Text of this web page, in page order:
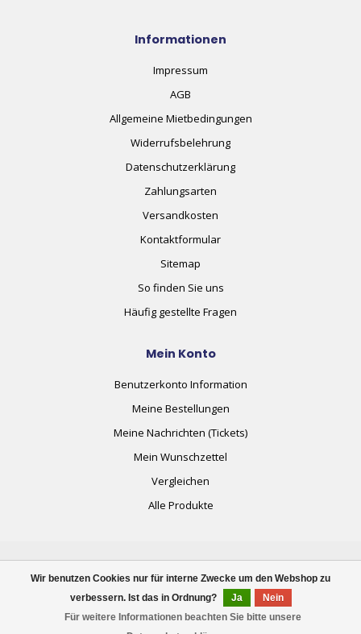
Wir benutzen Cookies nur für interne Zwecke um den Webshop zu
verbessern. Ist das in Ordnung?
Ja
Nein
Für weitere Informationen beachten Sie bitte unsere
Informationen
Impressum
AGB
Allgemeine Mietbedingungen
Widerrufsbelehrung
Datenschutzerklärung
Zahlungsarten
Versandkosten
Kontaktformular
Sitemap
So finden Sie uns
Häufig gestellte Fragen
Mein Konto
Benutzerkonto Information
Meine Bestellungen
Meine Nachrichten (Tickets)
Mein Wunschzettel
Vergleichen
Alle Produkte
© Copyright 2026 plug+automate.swiss